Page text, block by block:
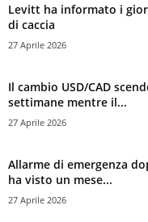
Levitt ha informato i
di caccia
27 Aprile 2026
Il cambio USD/CAD
settimane mentre il...
27 Aprile 2026
Allarme di emergenza
ha visto un mese...
27 Aprile 2026